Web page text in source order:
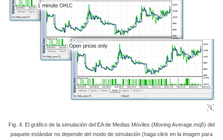
Fig. 4. El gráfico de la simulación del EA de Medias Móviles (Moving Average.mq5) del
paquete estándar no depende del modo de simulación (haga click en la imagen para